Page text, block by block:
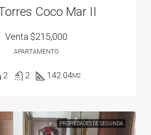
Coco Mar II
Venta $215,000
APARTAMENTO
2 2 142.04M2
PROPIEDADES DE SEGUNDA